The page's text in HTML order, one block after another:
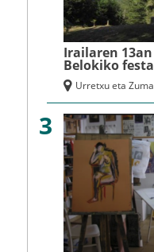
Irailaren
Belokiko festa
Urretxu eta
3